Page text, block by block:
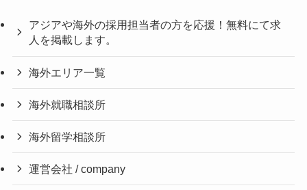
アジアや海外の採用担当者の方を応援！無料にて求
人を掲載します。
海外エリア一覧
海外就職相談所
海外留学相談所
運営会社 / company